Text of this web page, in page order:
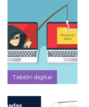
Tablón digital